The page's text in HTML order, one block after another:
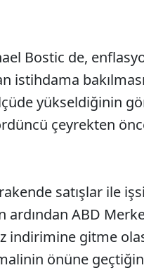
Bostic de,
istihdama
yükseldiğinin
çeyrekten
satışlar ile
ABD
indirimine gitme
önüne